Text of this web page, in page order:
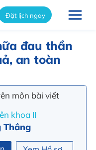
Đặt lịch ngay
đau thần
an toàn
môn bài viết
khoa II
Thắng